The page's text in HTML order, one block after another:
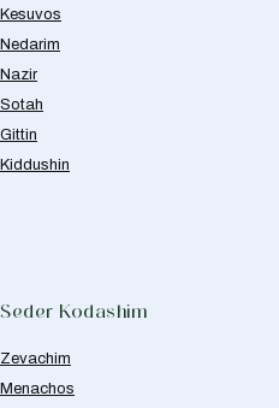
Kesuvos
Nedarim
Nazir
Sotah
Gittin
Kiddushin
Seder Kodashim
Zevachim
Menachos